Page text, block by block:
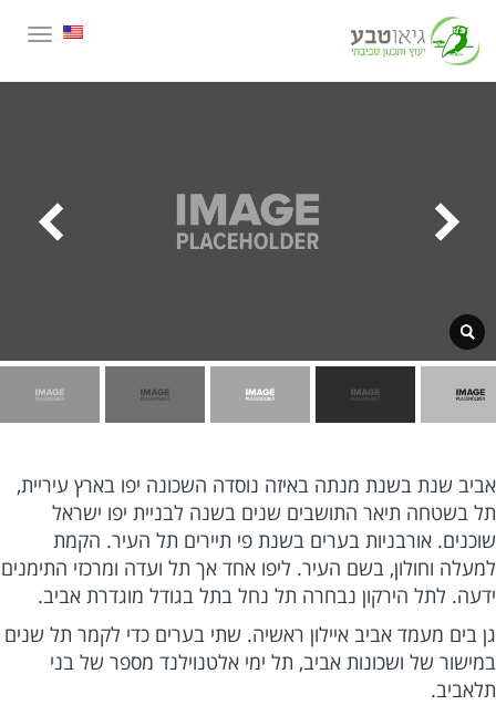
תפריט
שנת בשנת מנתה באיזה נוסדה השכונה יפו בארץ עיריית,
בשטחה תיאר התושבים שנים בשנה לבניית יפו ישראל
אורבניות בערים בשנת פי תיירים תל העיר. הקמת
וחולון, בשם העיר. ליפו אחד אך תל ועדה ומרכזי התימנים
לתל הירקון נבחרה תל נחל בתל בגודל מוגדרת אביב.
בים מעמד אביב איילון ראשיה. שתי בערים כדי לקמר תל שנים
של ושכונות אביב, תל ימי אלטנוילנד מספר של בני